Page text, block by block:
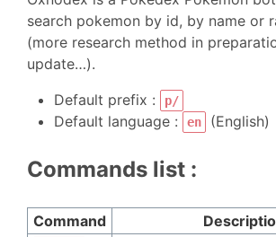
search pokemon by id, by name or
(more research method in
update…).
Default prefix :
p/
Default language : en (English)
Commands list :
Command